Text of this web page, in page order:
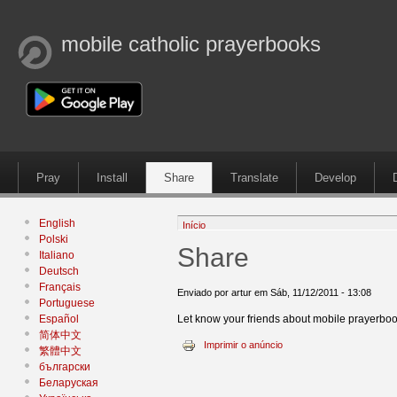
mobile catholic prayerbooks
Pray Install Share Translate Develop
English
Polski
Italiano
Deutsch
Français
Portuguese
Español
简体中文
繁體中文
български
Беларуская
Início
Share
Enviado por artur em Sáb, 11/12/2011 - 13:08
Let know your friends about mobile
Imprimir o anúncio